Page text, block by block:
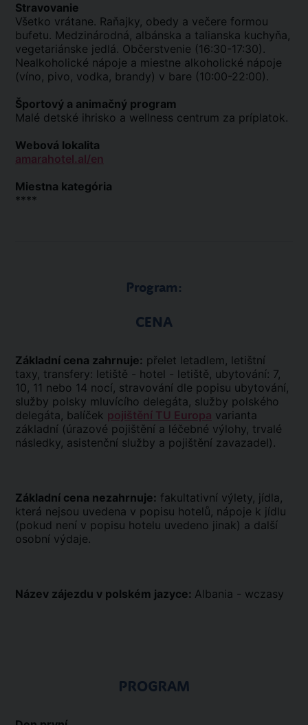
Stravovanie
Všetko vrátane. Raňajky, obedy a večere formou
bufetu. Medzinárodná, albánska a talianska kuchyňa,
vegetariánske jedlá. Občerstvenie (16:30-17:30).
Nealkoholické nápoje a miestne alkoholické nápoje
(víno, pivo, vodka, brandy) v bare (10:00-22:00).
Športový a animačný program
Malé detské ihrisko a wellness centrum za príplatok.
Webová lokalita
amarahotel.al/en
Miestna kategória
****
Program:
CENA
Základní cena zahrnuje: přelet letadlem, letištní
taxy, transfery: letiště - hotel - letiště, ubytování: 7,
10, 11 nebo 14 nocí, stravování dle popisu ubytování,
služby polsky mluvícího delegáta, služby polského
delegáta, balíček pojištění TU Europa varianta
základní (úrazové pojištění a léčebné výlohy, trvalé
následky, asistenční služby a pojištění zavazadel).
Základní cena nezahrnuje: fakultativní výlety, jídla,
která nejsou uvedena v popisu hotelů, nápoje k jídlu
(pokud není v popisu hotelu uvedeno jinak) a další
osobní výdaje.
Název zájezdu v polském jazyce: Albania - wczasy
PROGRAM